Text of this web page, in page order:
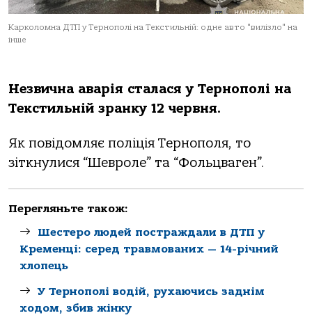
Карколомна ДТП у Тернополі на Текстильній: одне авто "вилізло" на
інше
Незвична аварія сталася у Тернополі на
Текстильній зранку 12 червня.
Як повідомляє поліція Тернополя, то
зіткнулися “Шевроле” та “Фольцваген”.
Перегляньте також:
Шестеро людей постраждали в ДТП у
Кременці: серед травмованих — 14-річний
хлопець
У Тернополі водій, рухаючись заднім
ходом, збив жінку